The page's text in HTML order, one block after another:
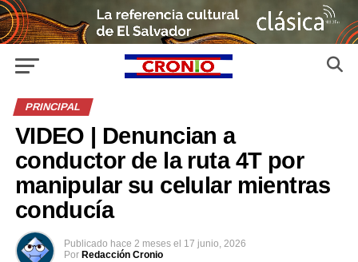
PRINCIPAL
VIDEO | Denuncian a
conductor de la ruta 4T por
manipular su celular mientras
conducía
Publicado hace 2 meses el 17 junio, 2026
Por Redacción Cronio